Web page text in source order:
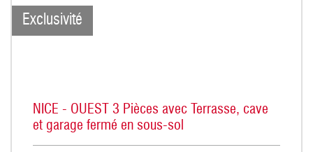
Exclusivité
NICE - OUEST 3 Pièces avec Terrasse, cave
et garage fermé en sous-sol